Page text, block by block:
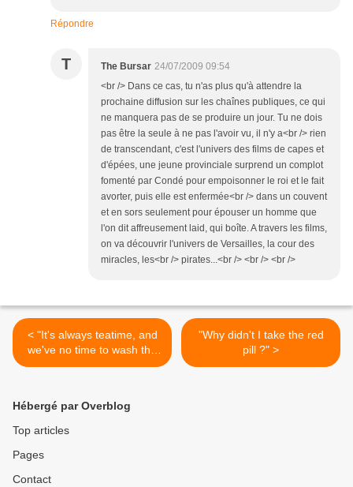
Répondre
T The Bursar 24/07/2009 09:54
<br /> Dans ce cas, tu n'as plus qu'à attendre la
prochaine diffusion sur les chaînes publiques, ce qui
ne manquera pas de se produire un jour. Tu ne dois
pas être la seule à ne pas l'avoir vu, il n'y a<br /> rien
de transcendant, c'est l'univers des films de capes et
d'épées, une jeune provinciale surprend un complot
fomenté par Condé pour empoisonner le roi et le fait
avorter, puis elle est enfermée<br /> dans un couvent
et en sors seulement pour épouser un homme que
l'on dit affreusement laid, qui boîte. A travers les films,
on va découvrir l'univers de Versailles, la cour des
miracles, les<br /> pirates...<br /> <br /> <br />
< "It's always teatime, and
we've no time to wash the
things between whiles"
"Why didn't I take the red
pill ?" >
Hébergé par Overblog
Top articles
Pages
Contact